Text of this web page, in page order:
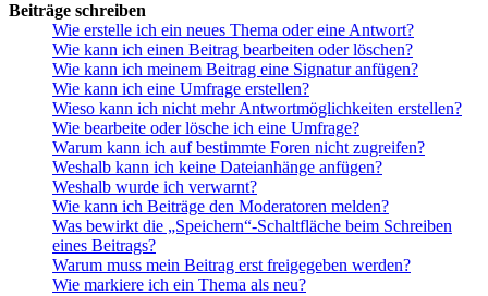
Beiträge schreiben
Wie erstelle ich ein neues Thema oder eine Antwort?
Wie kann ich einen Beitrag bearbeiten oder löschen?
Wie kann ich meinem Beitrag eine Signatur anfügen?
Wie kann ich eine Umfrage erstellen?
Wieso kann ich nicht mehr Antwortmöglichkeiten erstellen?
Wie bearbeite oder lösche ich eine Umfrage?
Warum kann ich auf bestimmte Foren nicht zugreifen?
Weshalb kann ich keine Dateianhänge anfügen?
Weshalb wurde ich verwarnt?
Wie kann ich Beiträge den Moderatoren melden?
Was bewirkt die „Speichern“-Schaltfläche beim Schreiben
eines Beitrags?
Warum muss mein Beitrag erst freigegeben werden?
Wie markiere ich ein Thema als neu?